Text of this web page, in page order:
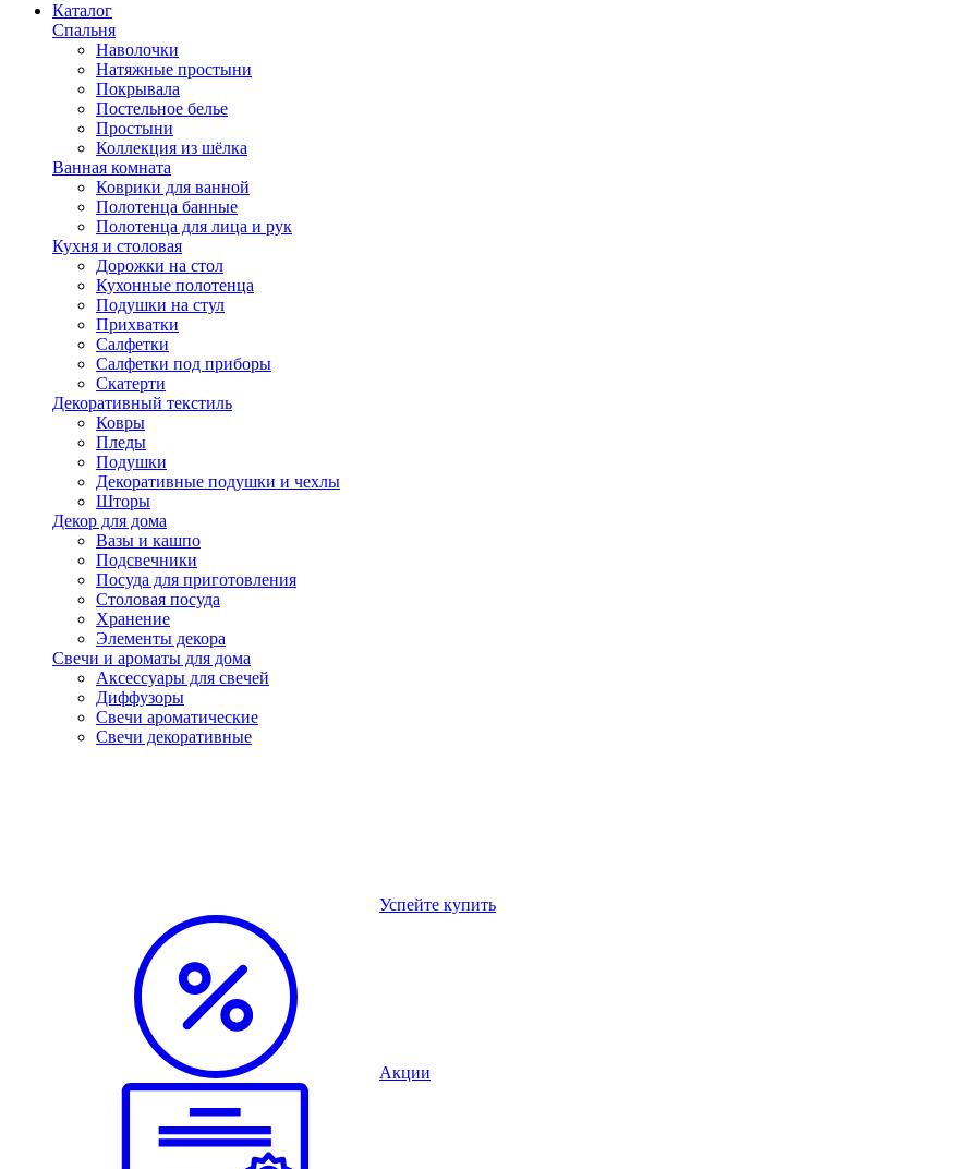
Каталог
Спальня
Наволочки
Натяжные простыни
Покрывала
Постельное белье
Простыни
Коллекция из шёлка
Ванная комната
Коврики для ванной
Полотенца банные
Полотенца для лица и рук
Кухня и столовая
Дорожки на стол
Кухонные полотенца
Подушки на стул
Прихватки
Салфетки
Салфетки под приборы
Скатерти
Декоративный текстиль
Ковры
Пледы
Подушки
Декоративные подушки и чехлы
Шторы
Декор для дома
Вазы и кашпо
Подсвечники
Посуда для приготовления
Столовая посуда
Хранение
Элементы декора
Свечи и ароматы для дома
Аксессуары для свечей
Диффузоры
Свечи ароматические
Свечи декоративные
Успейте купить
Акции